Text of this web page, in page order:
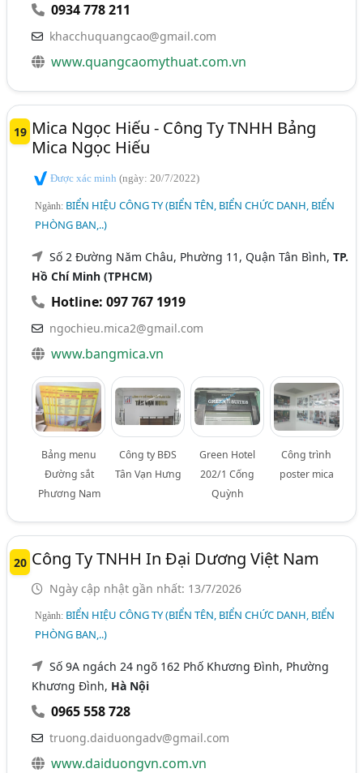
0934 778 211
khacchuquangcao@gmail.com
www.quangcaomythuat.com.vn
19 Mica Ngọc Hiếu - Công Ty TNHH Bảng
Mica Ngọc Hiếu
Được xác minh(ngày: 20/7/2022)
Ngành: BIỂN HIỆU CÔNG TY (BIỂN TÊN, BIỂN CHỨC DANH, BIỂN
PHÒNG BAN,..)
Số 2 Đường Năm Châu, Phường 11, Quận Tân Bình,TP.
Hồ Chí Minh (TPHCM)
Hotline: 097 767 1919
ngochieu.mica2@gmail.com
www.bangmica.vn
Bảng menu
Đường sắt
Phương Nam
Công ty BĐS
Tân Vạn Hưng
Green Hotel
202/1 Cống
Quỳnh
Công trình
poster mica
20 Công Ty TNHH In Đại Dương Việt Nam
Ngày cập nhật gần nhất: 13/7/2026
Ngành: BIỂN HIỆU CÔNG TY (BIỂN TÊN, BIỂN CHỨC DANH, BIỂN
PHÒNG BAN,..)
Số 9A ngách 24 ngõ 162 Phố Khương Đình, Phường
Khương Đình, Hà Nội
0965 558 728
truong.daiduongadv@gmail.com
www.daiduongvn.com.vn